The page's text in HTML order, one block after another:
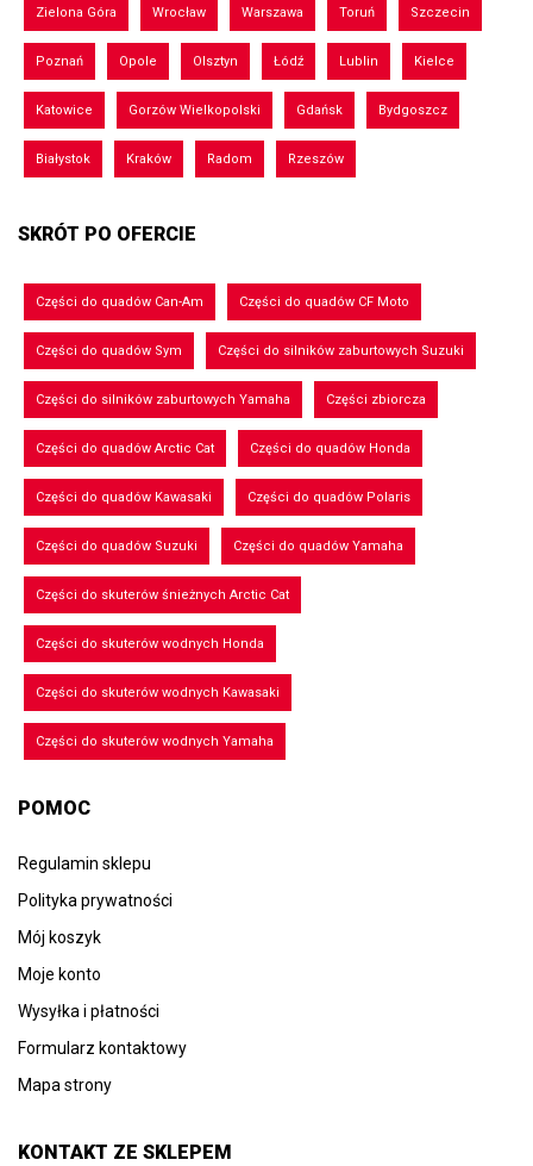
Zielona Góra Wrocław Warszawa Toruń Szczecin
Poznań Opole Olsztyn Łódź Lublin Kielce
Katowice Gorzów Wielkopolski Gdańsk Bydgoszcz
Białystok Kraków Radom Rzeszów
SKRÓT PO OFERCIE
Części do quadów Can-Am Części do quadów CF Moto
Części do quadów Sym Części do silników zaburtowych Suzuki
Części do silników zaburtowych Yamaha Części zbiorcza
Części do quadów Arctic Cat Części do quadów Honda
Części do quadów Kawasaki Części do quadów Polaris
Części do quadów Suzuki Części do quadów Yamaha
Części do skuterów śnieżnych Arctic Cat
Części do skuterów wodnych Honda
Części do skuterów wodnych Kawasaki
Części do skuterów wodnych Yamaha
POMOC
Regulamin sklepu
Polityka prywatności
Mój koszyk
Moje konto
Wysyłka i płatności
Formularz kontaktowy
Mapa strony
KONTAKT ZE SKLEPEM